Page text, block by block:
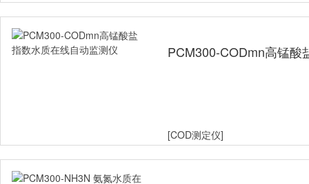
PCM300-CODmn高锰酸
[COD测定仪]